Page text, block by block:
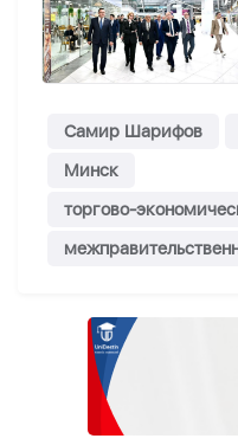
Самир Шарифов
Минск
торгово-